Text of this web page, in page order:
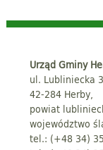
Urząd Gminy
ul. Lubliniecka
42-284 Herby,
powiat
województwo
tel.: (+48 34)